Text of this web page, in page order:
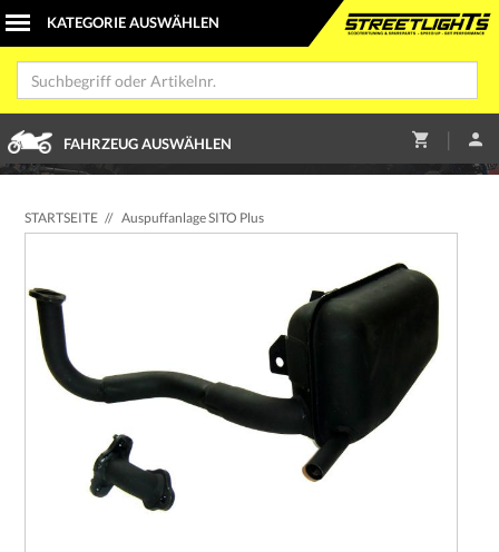
FAHRZEUG AUSWÄHLEN |
STARTSEITE // Auspuffanlage SITO Plus